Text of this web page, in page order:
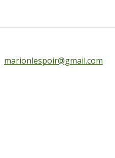
marionlespoir@gmail.com